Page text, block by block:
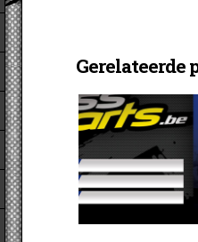
Gerelateerde